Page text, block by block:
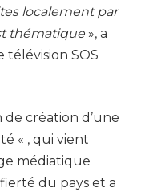
localement par
thématique », a
SOS
de création d’une
« , qui vient
médiatique
du pays et a